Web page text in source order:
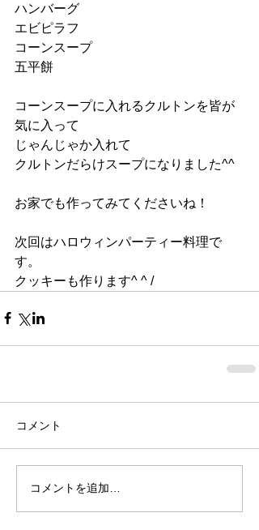
ハンバーグ
エビピラフ
コーンスープ
五平餅
コーンスープに入れるクルトンを皆が
気に入って
じゃんじゃか入れて
クルトンだらけスープになりました^^
お家でも作ってみてくださいね！
次回はハロウィンパーティー料理で
す。
クッキーも作ります^ ^ /
コメント
コメントを追加…